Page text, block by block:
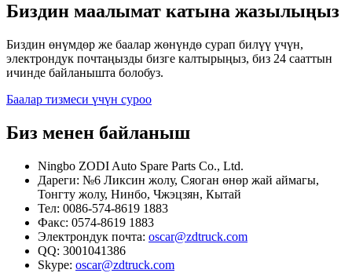
Биздин маалымат катына жазылыңыз
Биздин өнүмдөр же баалар жөнүндө сурап билүү үчүн,
электрондук почтаңызды бизге калтырыңыз, биз 24 сааттын
ичинде байланышта болобуз.
Баалар тизмеси үчүн суроо
Биз менен байланыш
Ningbo ZODI Auto Spare Parts Co., Ltd.
Дареги: №6 Ликсин жолу, Сяоган өнөр жай аймагы,
Тонгту жолу, Нинбо, Чжэцзян, Кытай
Тел: 0086-574-8619 1883
Факс: 0574-8619 1883
Электрондук почта: oscar@zdtruck.com
QQ: 3001041386
Skype: oscar@zdtruck.com